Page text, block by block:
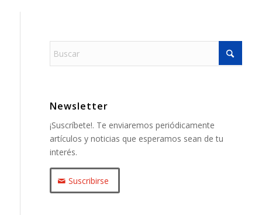
Newsletter
¡Suscríbete!. Te enviaremos periódicamente
artículos y noticias que esperamos sean de tu
interés.
Suscribirse